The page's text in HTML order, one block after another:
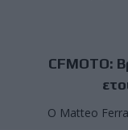
CFMOTO:
Ο Matteo Ferrari